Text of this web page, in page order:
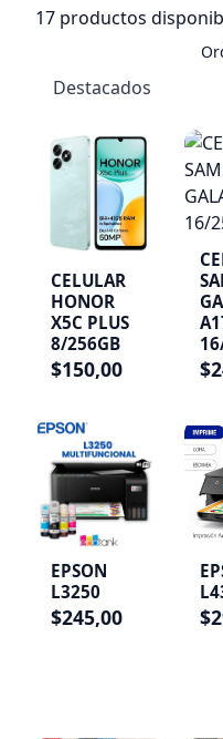
17 productos
CELULAR
HONOR
X5C PLUS
8/256GB
$150,00
EPSON
L3250
$245,00